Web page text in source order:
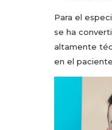
Para el
se ha
altamente
en el